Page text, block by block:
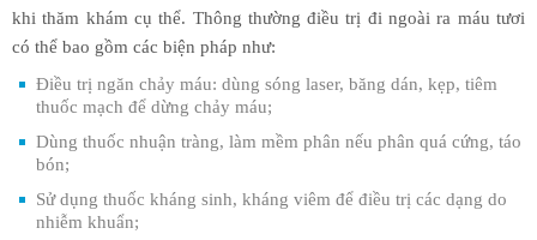
khi thăm khám cụ thể. Thông thường điều trị đi ngoài ra máu tươi
có thể bao gồm các biện pháp như:
Điều trị ngăn chảy máu: dùng sóng laser, băng dán, kẹp, tiêm
thuốc mạch để dừng chảy máu;
Dùng thuốc nhuận tràng, làm mềm phân nếu phân quá cứng, táo
bón;
Sử dụng thuốc kháng sinh, kháng viêm để điều trị các dạng do
nhiễm khuẩn;